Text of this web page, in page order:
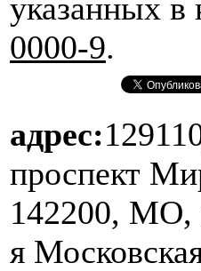
указанных в
0000-9.
адрес:
проспект
142200, МО,
я